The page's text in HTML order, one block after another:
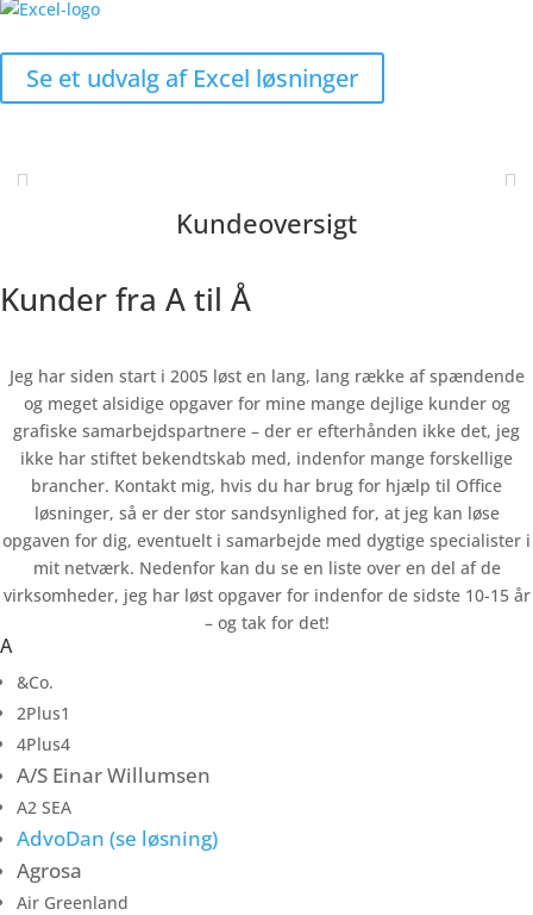
Se et udvalg af Excel løsninger
Kundeoversigt
Kunder fra A til Å
Jeg har siden start i 2005 løst en lang, lang række af spændende
og meget alsidige opgaver for mine mange dejlige kunder og
grafiske samarbejdspartnere – der er efterhånden ikke det, jeg
ikke har stiftet bekendtskab med, indenfor mange forskellige
brancher. Kontakt mig, hvis du har brug for hjælp til Office
løsninger, så er der stor sandsynlighed for, at jeg kan løse
opgaven for dig, eventuelt i samarbejde med dygtige specialister i
mit netværk. Nedenfor kan du se en liste over en del af de
virksomheder, jeg har løst opgaver for indenfor de sidste 10-15 år
– og tak for det!
A
&Co.
2Plus1
4Plus4
A/S Einar Willumsen
A2 SEA
AdvoDan (se løsning)
Agrosa
Air Greenland